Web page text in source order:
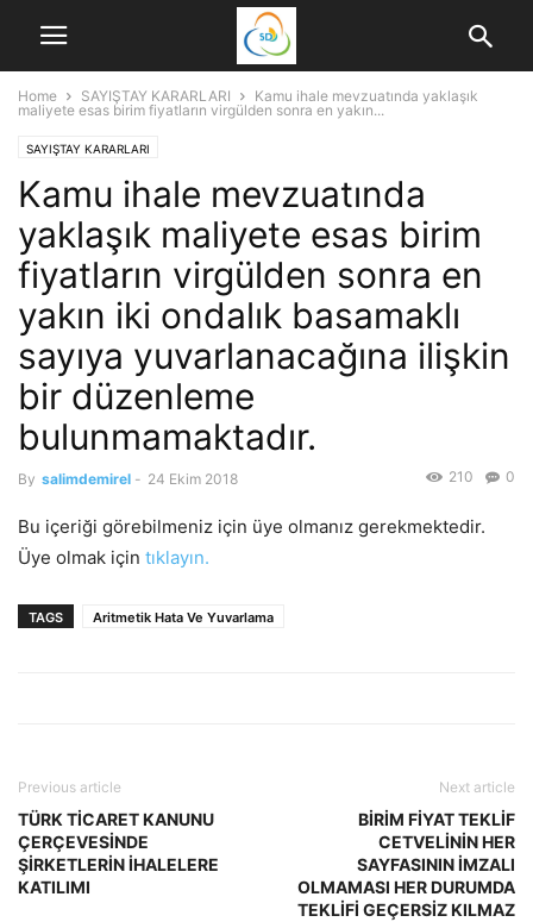
Home SAYIŞTAY KARARLARI
Kamu ihale mevzuatında yaklaşık
maliyete esas birim fiyatların virgülden sonra en yakın...
SAYIŞTAY KARARLARI
Kamu ihale mevzuatında
yaklaşık maliyete esas birim
fiyatların virgülden sonra en
yakın iki ondalık basamaklı
sayıya yuvarlanacağına ilişkin
bir düzenleme
bulunmamaktadır.
By salimdemirel - 24 Ekim 2018 0
210
Bu içeriği görebilmeniz için üye olmanız gerekmektedir.
Üye olmak için tıklayın.
TAGS Aritmetik Hata Ve Yuvarlama
Previous article
TÜRK TİCARET KANUNU
ÇERÇEVESİNDE
ŞİRKETLERİN İHALELERE
KATILIMI
Next article
BİRİM FİYAT TEKLİF
CETVELİNİN HER
SAYFASININ İMZALI
OLMAMASI HER DURUMDA
TEKLİFİ GEÇERSİZ KILMAZ